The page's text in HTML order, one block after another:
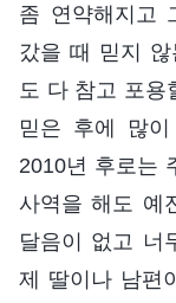
좀 연약해지고
갔을 때 믿지
도 다 참고 포용
믿은 후에 많
2010년 후로는
사역을 해도 예
달음이 없고 너
제 딸이나 남편